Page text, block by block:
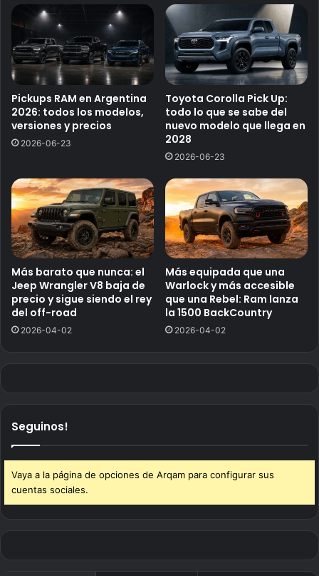
Pickups RAM en Argentina
2026: todos los modelos,
versiones y precios
2026-06-23
Toyota Corolla Pick Up:
todo lo que se sabe del
nuevo modelo que llega en
2028
2026-06-23
Más barato que nunca: el
Jeep Wrangler V8 baja de
precio y sigue siendo el rey
del off-road
2026-04-02
Más equipada que una
Warlock y más accesible
que una Rebel: Ram lanza
la 1500 BackCountry
2026-04-02
Seguinos!
Vaya a la página de opciones de Arqam para configurar sus
cuentas sociales.